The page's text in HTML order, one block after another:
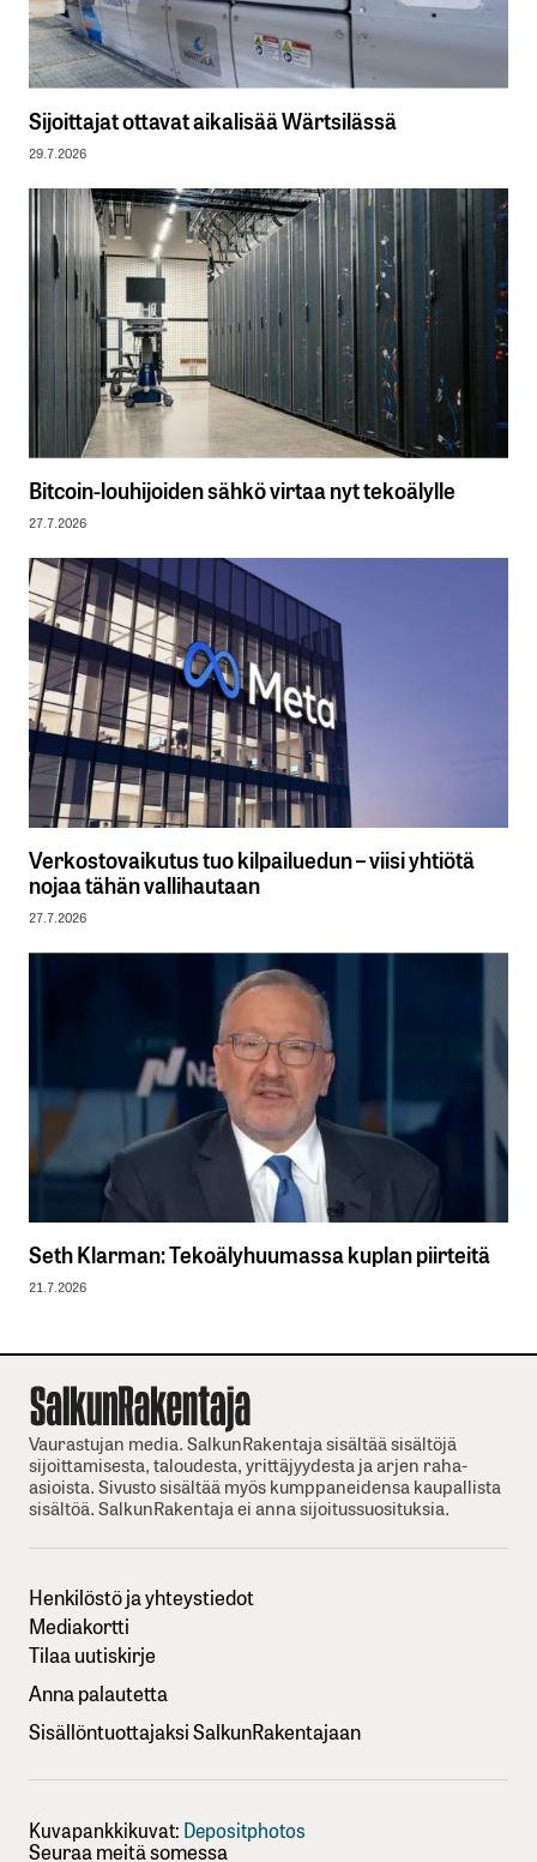
Sijoittajat ottavat aikalisää Wärtsilässä
29.7.2026
Bitcoin-louhijoiden sähkö virtaa nyt tekoälylle
27.7.2026
Verkostovaikutus tuo kilpailuedun – viisi yhtiötä
nojaa tähän vallihautaan
27.7.2026
Seth Klarman: Tekoälyhuumassa kuplan piirteitä
21.7.2026
Vaurastujan media. SalkunRakentaja sisältää sisältöjä
sijoittamisesta, taloudesta, yrittäjyydesta ja arjen raha-
asioista. Sivusto sisältää myös kumppaneidensa kaupallista
sisältöä. SalkunRakentaja ei anna sijoitussuosituksia.
Henkilöstö ja yhteystiedot
Mediakortti
Tilaa uutiskirje
Anna palautetta
Sisällöntuottajaksi SalkunRakentajaan
Kuvapankkikuvat: Depositphotos
Seuraa meitä somessa